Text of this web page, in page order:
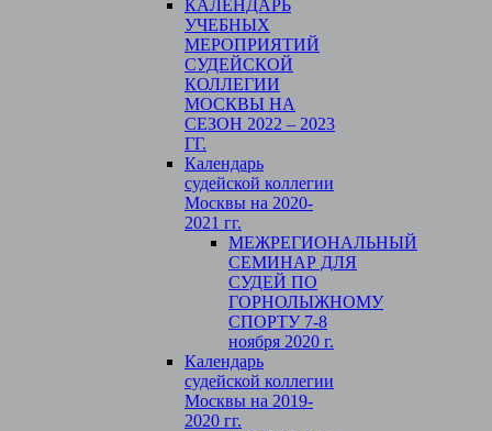
КАЛЕНДАРЬ
УЧЕБНЫХ
МЕРОПРИЯТИЙ
СУДЕЙСКОЙ
КОЛЛЕГИИ
МОСКВЫ НА
СЕЗОН 2022 – 2023
ГГ.
Календарь
судейской коллегии
Москвы на 2020-
2021 гг.
МЕЖРЕГИОНАЛЬНЫЙ
СЕМИНАР ДЛЯ
СУДЕЙ ПО
ГОРНОЛЫЖНОМУ
СПОРТУ 7-8
ноября 2020 г.
Календарь
судейской коллегии
Москвы на 2019-
2020 гг.